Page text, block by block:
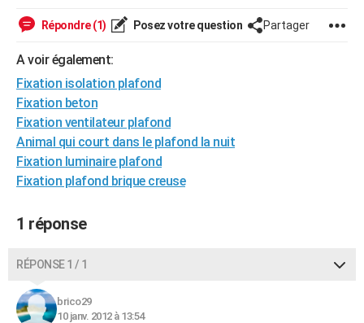
BONS PLANS
Carte de Noël
Carte Bonne année
Carte Saint-Valentin
Carte Pâques
Carte d'anniversaire
DICTIONNAIRE
Dictionnaire
Biographies
Citations
Expressions
Proverbes
PROGRAMME TV
COPAINS D'AVANT
S'inscrire
Se connecter
Lycées
Collèges
Primaires
Universités
Entreprises
Service militaire
Avis de recherche
AVIS DE DÉCÈS
FORUM
Répondre (1) Posez votre question Partager
A voir également:
Fixation isolation plafond
Fixation beton
Fixation ventilateur plafond
Animal qui court dans le plafond la nuit
Fixation luminaire plafond
Fixation plafond brique creuse
1 réponse
RÉPONSE 1 / 1
brico29
10 janv. 2012 à 13:54